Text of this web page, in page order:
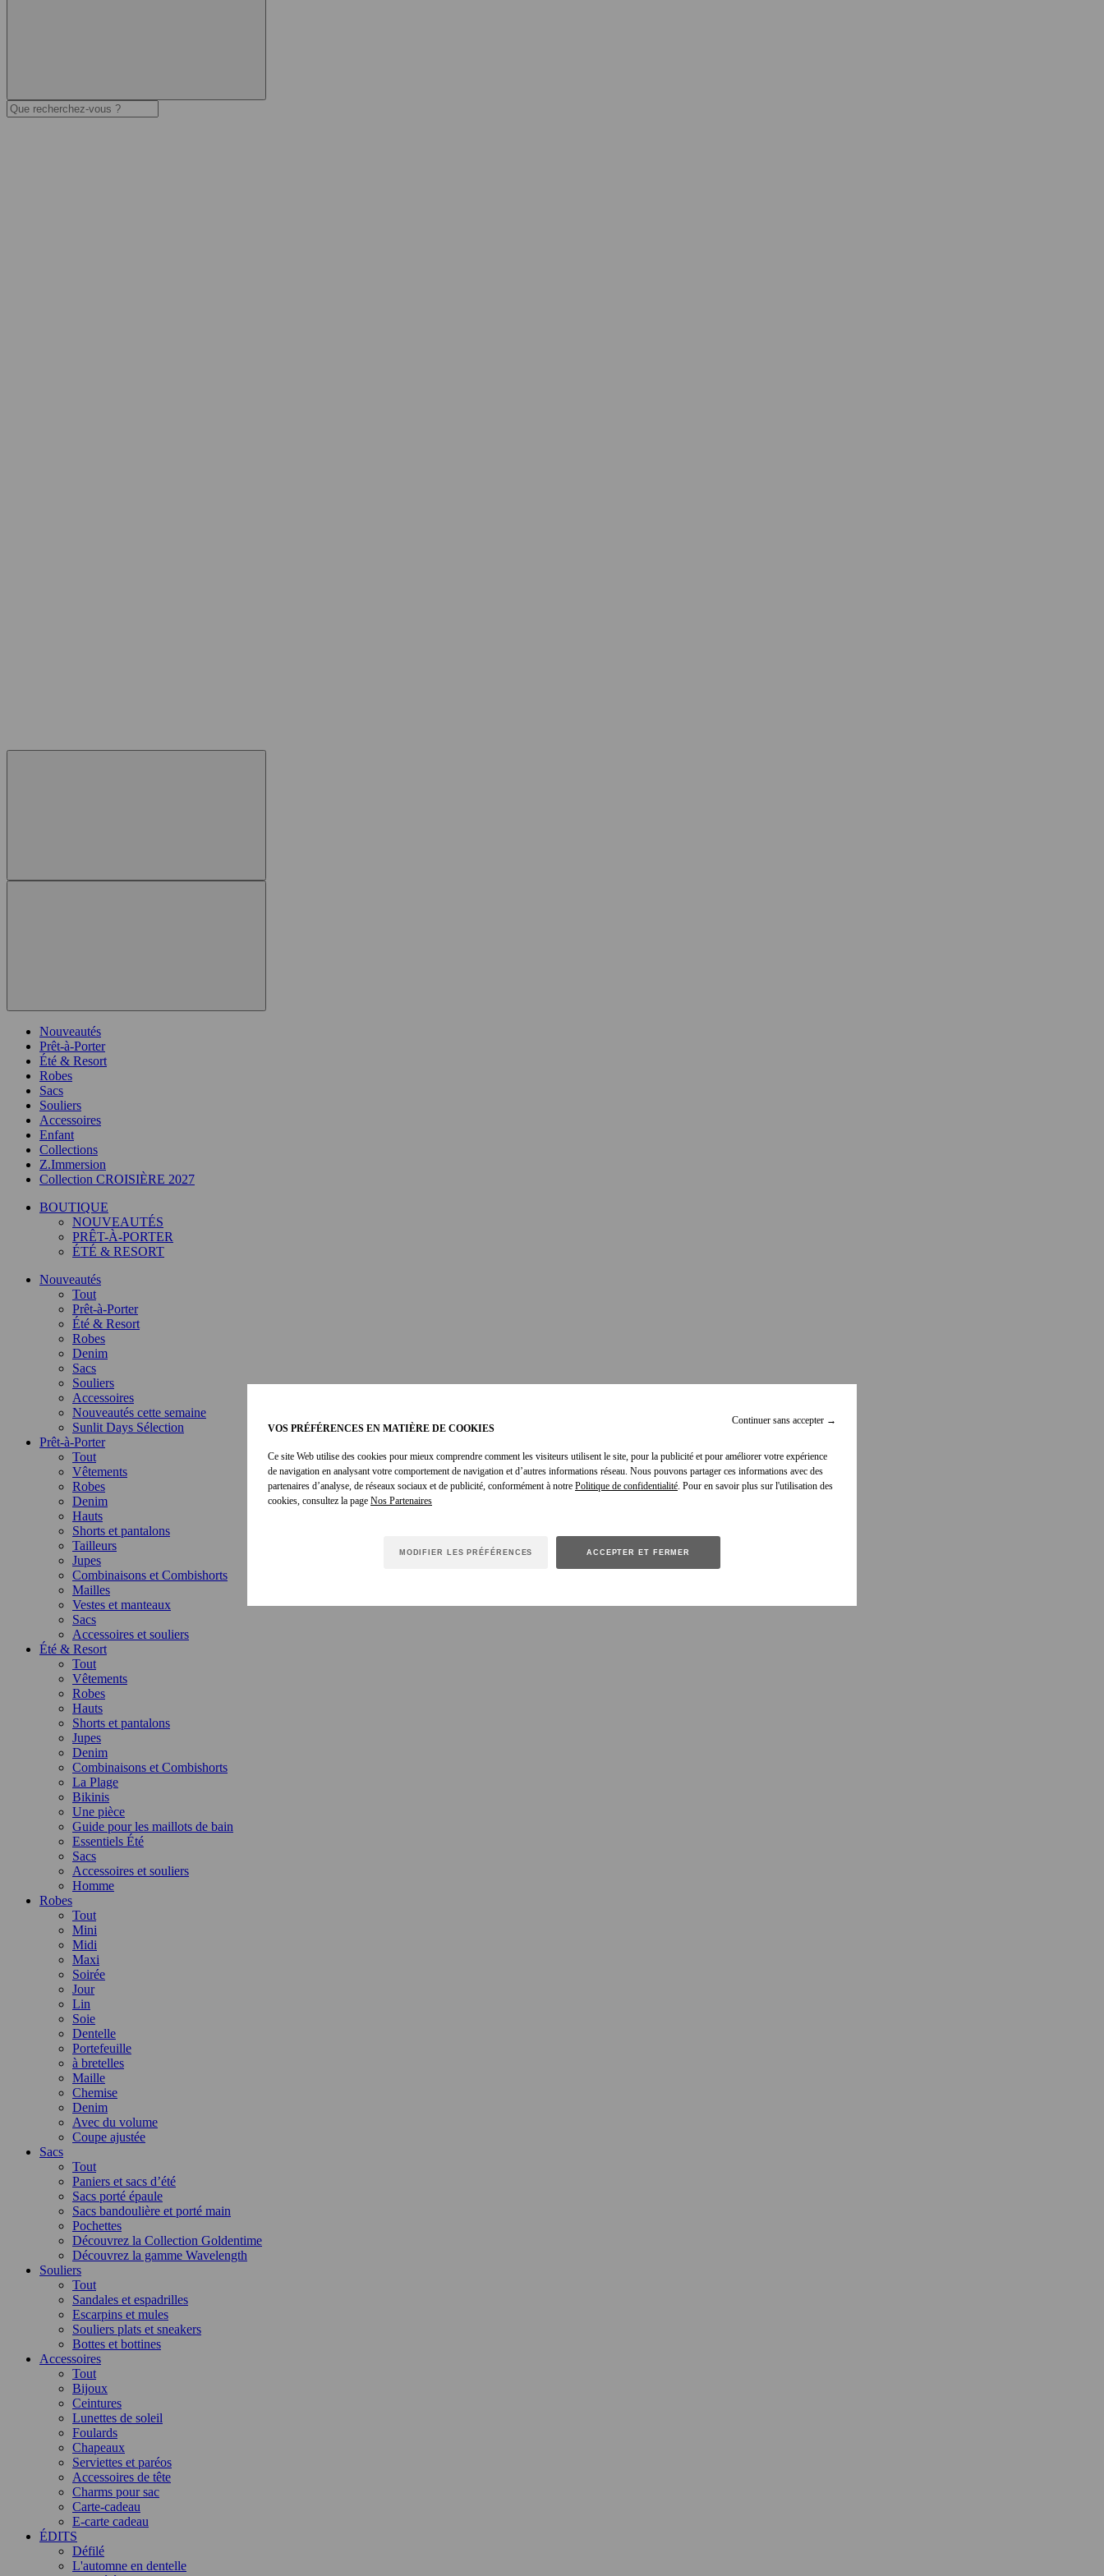
Continuer sans accepter →
VOS PRÉFÉRENCES EN MATIÈRE DE COOKIES
Ce site Web utilise des cookies pour mieux comprendre comment les visiteurs utilisent le site, pour la publicité et pour améliorer votre expérience
de navigation en analysant votre comportement de navigation et d’autres informations réseau. Nous pouvons partager ces informations avec des
partenaires d’analyse, de réseaux sociaux et de publicité, conformément à notre Politique de confidentialité. Pour en savoir plus sur l'utilisation des
cookies, consultez la page
MODIFIER LES PRÉFÉRENCES ACCEPTER ET FERMER
Nouveautés
Prêt-à-Porter
Été & Resort
Robes
Sacs
Souliers
Accessoires
Enfant
Collections
Z.Immersion
Collection CROISIÈRE 2027
BOUTIQUE
NOUVEAUTÉS
PRÊT-À-PORTER
ÉTÉ & RESORT
Nouveautés
Tout
Prêt-à-Porter
Été & Resort
Robes
Denim
Sacs
Souliers
Accessoires
Nouveautés cette semaine
Sunlit Days Sélection
Prêt-à-Porter
Tout
Vêtements
Robes
Denim
Hauts
Shorts et pantalons
Tailleurs
Jupes
Combinaisons et Combishorts
Mailles
Vestes et manteaux
Sacs
Accessoires et souliers
Été & Resort
Tout
Vêtements
Robes
Hauts
Shorts et pantalons
Jupes
Denim
Combinaisons et Combishorts
La Plage
Bikinis
Une pièce
Guide pour les maillots de bain
Essentiels Été
Sacs
Accessoires et souliers
Homme
Robes
Tout
Mini
Midi
Maxi
Soirée
Jour
Lin
Soie
Dentelle
Portefeuille
à bretelles
Maille
Chemise
Denim
Avec du volume
Coupe ajustée
Sacs
Tout
Paniers et sacs d’été
Sacs porté épaule
Sacs bandoulière et porté main
Pochettes
Découvrez la Collection Goldentime
Découvrez la gamme Wavelength
Souliers
Tout
Sandales et espadrilles
Escarpins et mules
Souliers plats et sneakers
Bottes et bottines
Accessoires
Tout
Bijoux
Ceintures
Lunettes de soleil
Foulards
Chapeaux
Serviettes et paréos
Accessoires de tête
Charms pour sac
Carte-cadeau
E-carte cadeau
ÉDITS
Défilé
L'automne en dentelle